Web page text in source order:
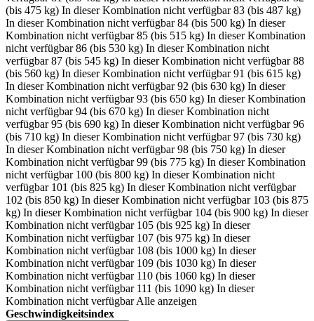
(bis 475 kg) In dieser Kombination nicht verfügbar 83 (bis 487 kg)
In dieser Kombination nicht verfügbar 84 (bis 500 kg) In dieser
Kombination nicht verfügbar 85 (bis 515 kg) In dieser Kombination
nicht verfügbar 86 (bis 530 kg) In dieser Kombination nicht
verfügbar 87 (bis 545 kg) In dieser Kombination nicht verfügbar 88
(bis 560 kg) In dieser Kombination nicht verfügbar 91 (bis 615 kg)
In dieser Kombination nicht verfügbar 92 (bis 630 kg) In dieser
Kombination nicht verfügbar 93 (bis 650 kg) In dieser Kombination
nicht verfügbar 94 (bis 670 kg) In dieser Kombination nicht
verfügbar 95 (bis 690 kg) In dieser Kombination nicht verfügbar 96
(bis 710 kg) In dieser Kombination nicht verfügbar 97 (bis 730 kg)
In dieser Kombination nicht verfügbar 98 (bis 750 kg) In dieser
Kombination nicht verfügbar 99 (bis 775 kg) In dieser Kombination
nicht verfügbar 100 (bis 800 kg) In dieser Kombination nicht
verfügbar 101 (bis 825 kg) In dieser Kombination nicht verfügbar
102 (bis 850 kg) In dieser Kombination nicht verfügbar 103 (bis 875
kg) In dieser Kombination nicht verfügbar 104 (bis 900 kg) In dieser
Kombination nicht verfügbar 105 (bis 925 kg) In dieser
Kombination nicht verfügbar 107 (bis 975 kg) In dieser
Kombination nicht verfügbar 108 (bis 1000 kg) In dieser
Kombination nicht verfügbar 109 (bis 1030 kg) In dieser
Kombination nicht verfügbar 110 (bis 1060 kg) In dieser
Kombination nicht verfügbar 111 (bis 1090 kg) In dieser
Kombination nicht verfügbar Alle anzeigen
Geschwindigkeitsindex